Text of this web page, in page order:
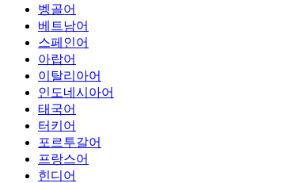
벵골어
베트남어
스페인어
아랍어
이탈리아어
인도네시아어
태국어
터키어
포르투갈어
프랑스어
힌디어